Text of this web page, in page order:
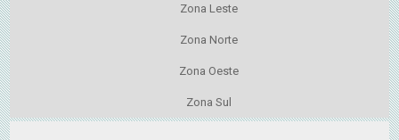
Zona Leste
Zona Norte
Zona Oeste
Zona Sul